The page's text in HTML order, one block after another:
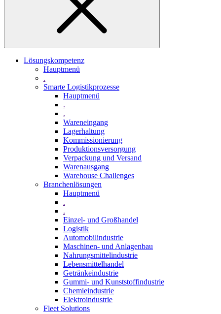
Lösungskompetenz
Hauptmenü
.
Smarte Logistikprozesse
Hauptmenü
.
.
Wareneingang
Lagerhaltung
Kommissionierung
Produktionsversorgung
Verpackung und Versand
Warenausgang
Warehouse Challenges
Branchenlösungen
Hauptmenü
.
.
Einzel- und Großhandel
Logistik
Automobilindustrie
Maschinen- und Anlagenbau
Nahrungsmittelindustrie
Lebensmittelhandel
Getränkeindustrie
Gummi­- und Kunststoffindustrie
Chemieindustrie
Elektroindustrie
Fleet Solutions